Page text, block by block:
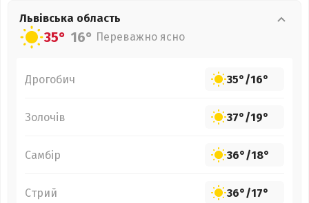
Львівська область
35° 16° Переважно ясно
Дрогобич 35°/16°
Золочів 37°/19°
Самбір 36°/18°
Стрий 36°/17°